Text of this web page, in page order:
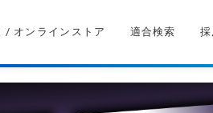
/ オンラインストア 適合検索 採